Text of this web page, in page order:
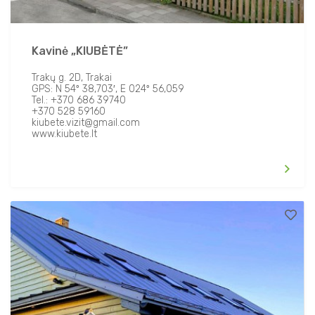
Kavinė „KIUBĖTĖ”
Trakų g. 2D, Trakai
GPS: N 54º 38,703′, E 024º 56,059
Tel.: +370 686 39740
+370 528 59160
kiubete.vizit@gmail.com
www.kiubete.lt